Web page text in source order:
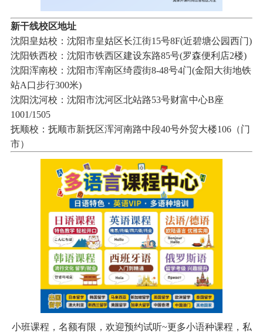
新干线校区地址
沈阳皇姑校：沈阳市皇姑区长江街15号8F(近碧塘公园西门)
沈阳铁西校：沈阳市铁西区建设东路85号(罗森便利店2楼)
沈阳浑南校：沈阳市浑南区绮霞街8-48号4门(金阳大街地铁
站A口步行300米)
沈阳沈河校：沈阳市沈河区北站路53号财富中心B座
1001/1505
抚顺校：抚顺市新抚区浑河南路中段40号外贸大楼106（门
市）
小班课程，名额有限，欢迎预约试听~更多小语种课程，私